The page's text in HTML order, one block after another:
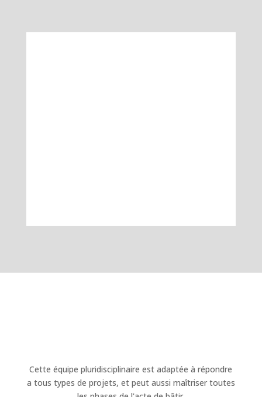
Cette équipe pluridisciplinaire est adaptée à répondre
a tous types de projets, et peut aussi maîtriser toutes